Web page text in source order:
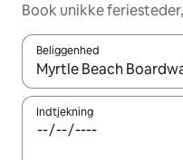
Book unikke
Beliggenhed
Når resultaterne er
Indtjekning